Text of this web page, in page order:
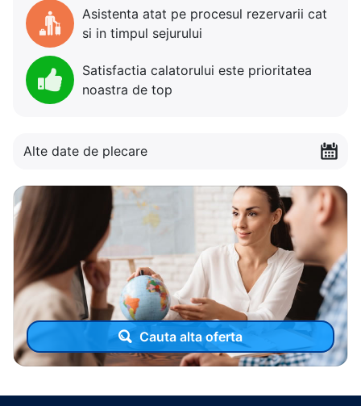
Asistenta atat pe procesul rezervarii cat
si in timpul sejurului
Satisfactia calatorului este prioritatea
noastra de top
Alte date de plecare
Cauta alta oferta